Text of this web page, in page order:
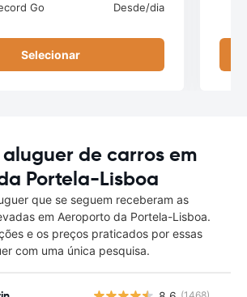
Go Desde/dia
Selecionar
de carros em
Portela-Lisboa
que se seguem receberam as
em Aeroporto da Portela-Lisboa.
e os preços praticados por essas
com uma única pesquisa.